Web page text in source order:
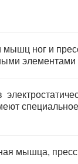
ног и
мышца,